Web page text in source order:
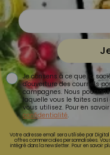
Je consens à ce que la
d'ouverture des courriels
campagnes. Nous
laquelle vous le faites
vous utilisez. Pour en
confidentialité.
Votre adresse email sera utilisée par
offres commerciales personnalisées.
intégré dans la newsletter. Pour en savoir